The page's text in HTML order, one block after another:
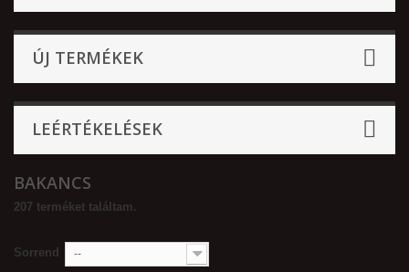
ÚJ TERMÉKEK
LEÉRTÉKELÉSEK
BAKANCS
207 terméket találtam.
Sorrend --